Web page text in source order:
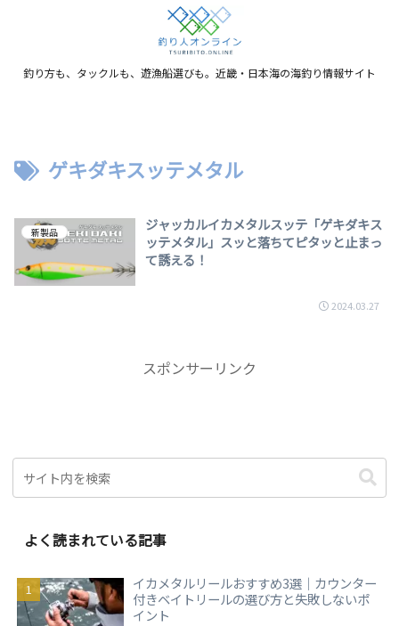
釣り方も、タックルも、遊漁船選びも。近畿・日本海の海釣り情報サイト
ゲキダキスッテメタル
新製品
ジャッカルイカメタルスッテ「ゲキダキス
ッテメタル」スッと落ちてピタッと止まっ
て誘える！
2024.03.27
スポンサーリンク
よく読まれている記事
イカメタルリールおすすめ3選｜カウンター
付きベイトリールの選び方と失敗しないポ
イント